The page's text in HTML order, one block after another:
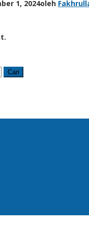
1, 2024oleh